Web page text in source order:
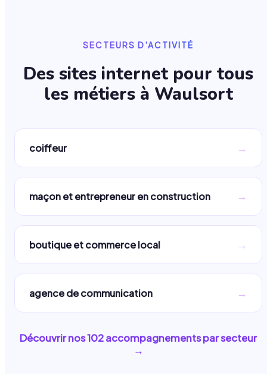
SECTEURS D'ACTIVITÉ
Des sites internet pour tous
les métiers à Waulsort
coiffeur →
maçon et entrepreneur en construction →
boutique et commerce local →
agence de communication →
Découvrir nos102accompagnements par secteur
→